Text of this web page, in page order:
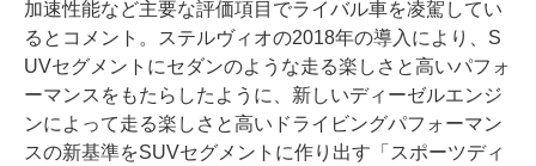
加速性能など主要な評価項目でライバル車を凌駕してい
るとコメント。ステルヴィオの2018年の導入により、S
UVセグメントにセダンのような走る楽しさと高いパフォ
ーマンスをもたらしたように、新しいディーゼルエンジ
ンによって走る楽しさと高いドライビングパフォーマン
スの新基準をSUVセグメントに作り出す「スポーツディ